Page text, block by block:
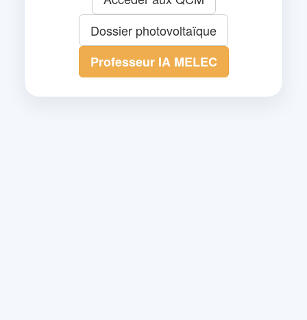
Dossier photovoltaïque
Professeur IA MELEC